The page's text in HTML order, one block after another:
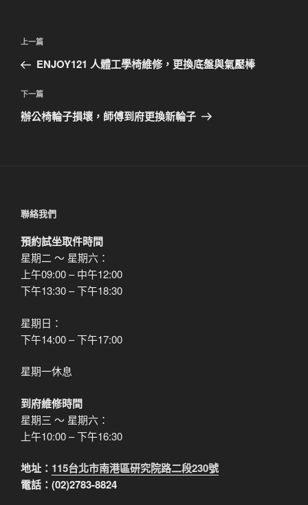
文
導
覽
上
一
文
章
上一篇
ENJOY121 人體工學椅維修，更換底盤與氣壓棒
下
一
下一篇
辦公椅輪子損壞，師傅到府更換新輪子
聯絡我們
預約試坐取件時間
星期二 ～ 星期六：
上午09:00 – 中午12:00
下午13:30 – 下午18:30
星期日：
下午14:00 – 下午17:00
星期一休息
到府維修時間
星期三 ～ 星期六：
上午10:00 – 下午16:30
地址： 115台北市南港區研究院路二段230號
電話：(02)2783-8824